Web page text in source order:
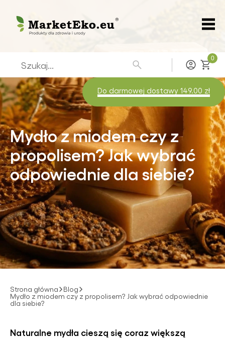
Zaloguj
0
Do darmowej dostawy 149.00 zł
Mydło z miodem czy z
propolisem? Jak wybrać
odpowiednie dla siebie?
Strona główna
Blog
Mydło z miodem czy z propolisem? Jak wybrać odpowiednie
dla siebie?
Naturalne mydła cieszą się coraz większą